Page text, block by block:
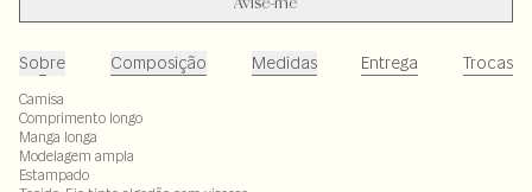
Avise-me
Sobre Composição Medidas Entrega Trocas
Camisa
Comprimento longo
Manga longa
Modelagem ampla
Estampado